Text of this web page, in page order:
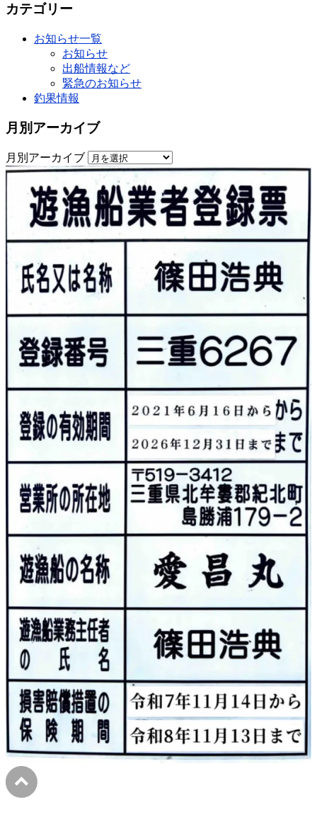
カテゴリー
お知らせ一覧
お知らせ
出船情報など
緊急のお知らせ
釣果情報
月別アーカイブ
月別アーカイブ